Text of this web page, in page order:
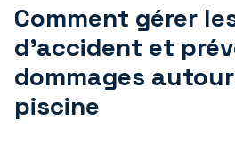
Comment gérer
d’accident et
dommages
piscine